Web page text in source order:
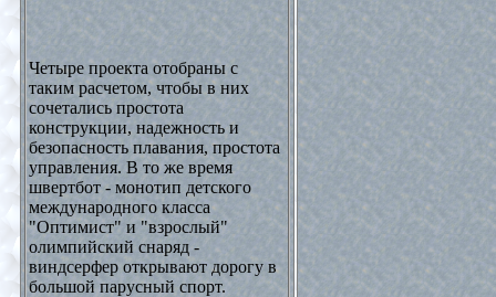
Четыре проекта отобраны с
таким расчетом, чтобы в них
сочетались простота
конструкции, надежность и
безопасность плавания, простота
управления. В то же время
швертбот - монотип детского
международного класса
"Оптимист" и "взрослый"
олимпийский снаряд -
виндсерфер открывают дорогу в
большой парусный спорт.